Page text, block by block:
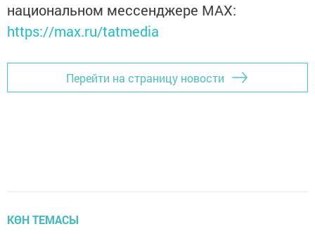
национальном мессенджере MАХ:
https://max.ru/tatmedia
Перейти на страницу новости
КӨН ТЕМАСЫ